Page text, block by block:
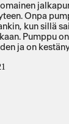
Onpa
kun sillä
Pumppu
ja on
näyttää
antamien
on, että esim.